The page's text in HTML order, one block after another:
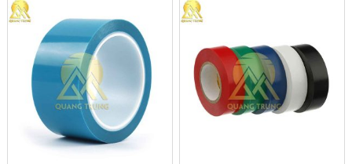
Vì sao bạn nên mua băng dính chống tĩnh điện tại
Công ty TNHH Quang Trung?
Được sản xuất trên dây chuyền thiết bị tân tiến nhất hiện
nay, số lượng không giới hạn, chúng tôi đáp ứng được
lượng sản phẩm khách hàng yêu cầu.